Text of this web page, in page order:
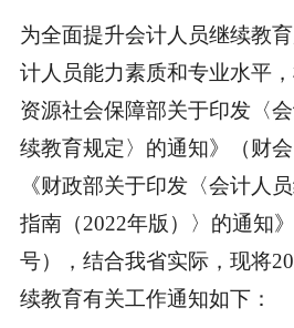
为全面提升会计人员继续教
计人员能力素质和专业水平
资源社会保障部关于印发〈
续教育规定〉的通知》（财会
《财政部关于印发〈会计人
指南（2022年版）〉的通知
号），结合我省实际，现将
续教育有关工作通知如下：